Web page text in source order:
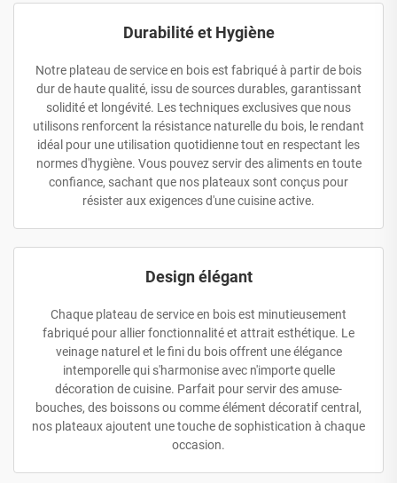
Durabilité et Hygiène
Notre plateau de service en bois est fabriqué à partir de bois
dur de haute qualité, issu de sources durables, garantissant
solidité et longévité. Les techniques exclusives que nous
utilisons renforcent la résistance naturelle du bois, le rendant
idéal pour une utilisation quotidienne tout en respectant les
normes d'hygiène. Vous pouvez servir des aliments en toute
confiance, sachant que nos plateaux sont conçus pour
résister aux exigences d'une cuisine active.
Design élégant
Chaque plateau de service en bois est minutieusement
fabriqué pour allier fonctionnalité et attrait esthétique. Le
veinage naturel et le fini du bois offrent une élégance
intemporelle qui s'harmonise avec n'importe quelle
décoration de cuisine. Parfait pour servir des amuse-
bouches, des boissons ou comme élément décoratif central,
nos plateaux ajoutent une touche de sophistication à chaque
occasion.